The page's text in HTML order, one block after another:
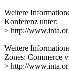
Weitere
Konferenz unter:
> http://
Weitere
Zones: Commerce
> http://